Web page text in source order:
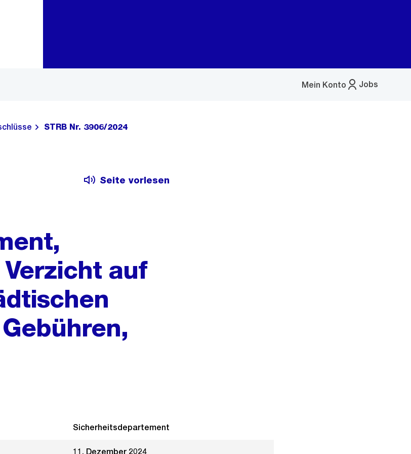
Jobs
Mein Konto
Menü
STRB Nr. 3906/2024
Seite vorlesen
auf
Sicherheitsdepartement
11. Dezember 2024